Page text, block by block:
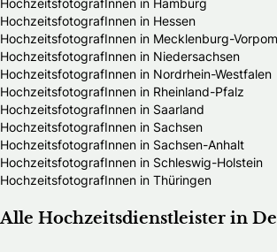
HochzeitsfotografInnen in Hamburg
HochzeitsfotografInnen in Hessen
HochzeitsfotografInnen in Mecklenburg-
HochzeitsfotografInnen in Niedersachsen
HochzeitsfotografInnen in Nordrhein-Westfalen
HochzeitsfotografInnen in Rheinland-Pfalz
HochzeitsfotografInnen in Saarland
HochzeitsfotografInnen in Sachsen
HochzeitsfotografInnen in Sachsen-Anhalt
HochzeitsfotografInnen in Schleswig-Holstein
HochzeitsfotografInnen in Thüringen
Alle Hochzeitsdienstleister in